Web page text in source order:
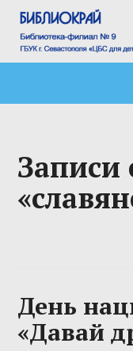
Записи
День
«Давай